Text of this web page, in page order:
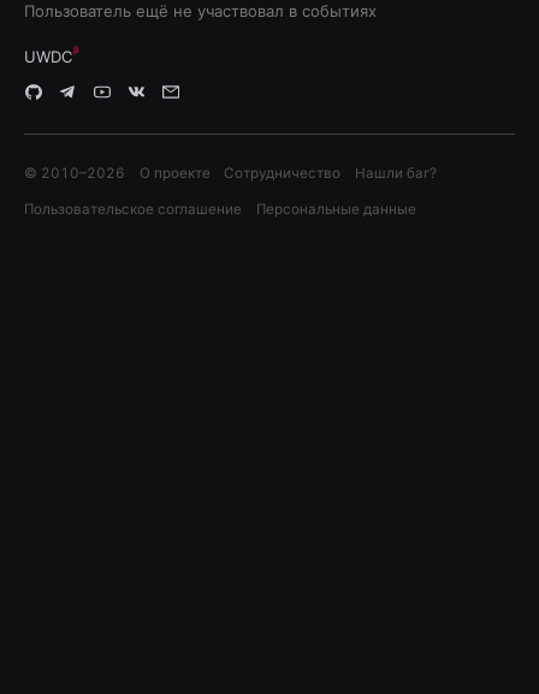
Пользователь ещё не участвовал в событиях
UWDC
© 2010–2026 О проекте Сотрудничество Нашли баг?
Пользовательское соглашение Персональные данные